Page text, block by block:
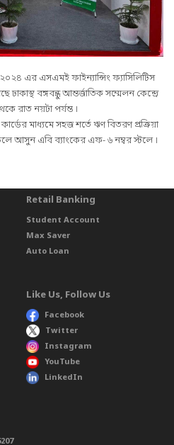
এর এসএমই ফাইন্যান্সিং ফ্যাসিলিটিস
বঙ্গবন্ধু আন্তর্জাতিক সম্মেলন কেন্দ্রে
রাত নয়টা পর্যন্ত ।
মাধ্যমে সহজ শর্তে ঋণ বিতরণ প্রক্রিয়া
আসুন এবি ব্যাংকের এফ- ৬ নম্বর স্টলে ।
Retail Banking
Student Account
Max Saver
Auto Loan
Like Us, Follow Us
Facebook
Twitter
Instagram
YouTube
LinkedIn